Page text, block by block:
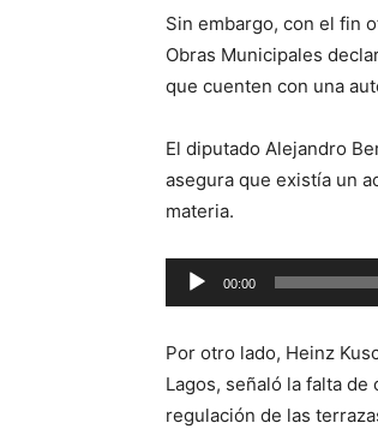
Sin embargo, con el fin
Obras Municipales
que cuenten con una
El diputado Alejandro
asegura que existía un
materia.
Reproductor
de
00:00
Por otro lado, Heinz
Lagos, señaló la falta
regulación de las